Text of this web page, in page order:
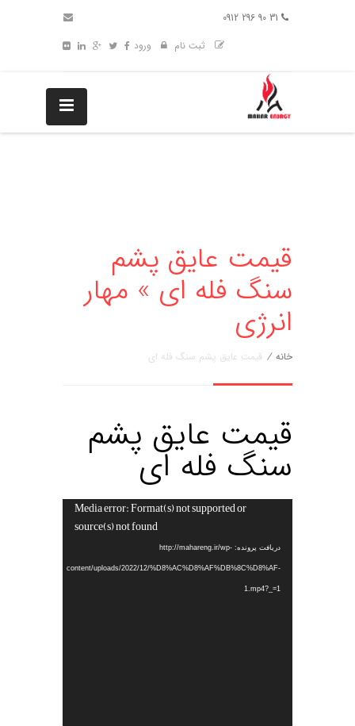
ثبت نام
ورود
قیمت عایق پشم
سنگ فله ای » مهار
انرژی
خانه / قیمت عایق پشم سنگ فله ای
قیمت عایق پشم
سنگ فله ای
Media error: Format(s) not supported or
source(s) not found
دریافت پرونده: http://mahareng.ir/wp-
content/uploads/2022/12/%D8%AC%D8%AF%DB%8C%D8%AF-
1.mp4?_=1